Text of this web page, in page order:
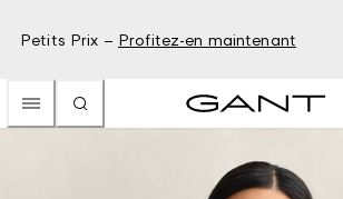
Petits Prix – Profitez-en maintenant